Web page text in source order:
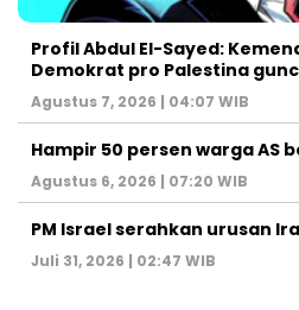
Profil Abdul El-Sayed:
Demokrat pro Palestina
Agustus 7, 2026 | 04:07 WIB
Hampir 50 persen warga AS
Agustus 6, 2026 | 07:20 WIB
PM Israel serahkan urusan
Juli 31, 2026 | 02:47 WIB